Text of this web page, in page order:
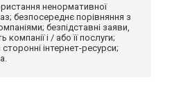
ненормативної
безпосереднє порівняння з
безпідставні заяви,
і / або її послуги;
інтернет-ресурси;